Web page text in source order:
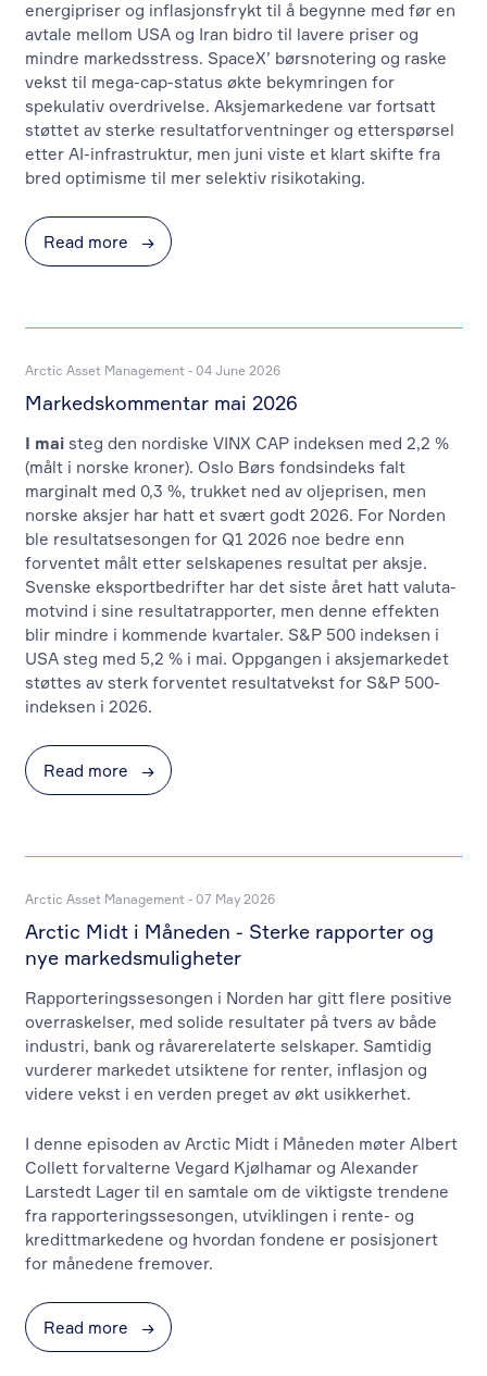
energipriser og inflasjonsfrykt til å begynne med før en
avtale mellom USA og Iran bidro til lavere priser og
mindre markedsstress. SpaceX’ børsnotering og raske
vekst til mega-cap-status økte bekymringen for
spekulativ overdrivelse. Aksjemarkedene var fortsatt
støttet av sterke resultatforventninger og etterspørsel
etter AI-infrastruktur, men juni viste et klart skifte fra
bred optimisme til mer selektiv risikotaking.
Read more →
Arctic Asset Management - 04 June 2026
Markedskommentar mai 2026
I mai steg den nordiske VINX CAP indeksen med 2,2 %
(målt i norske kroner). Oslo Børs fondsindeks falt
marginalt med 0,3 %, trukket ned av oljeprisen, men
norske aksjer har hatt et svært godt 2026. For Norden
ble resultatsesongen for Q1 2026 noe bedre enn
forventet målt etter selskapenes resultat per aksje.
Svenske eksportbedrifter har det siste året hatt valuta-
motvind i sine resultatrapporter, men denne effekten
blir mindre i kommende kvartaler. S&P 500 indeksen i
USA steg med 5,2 % i mai. Oppgangen i aksjemarkedet
støttes av sterk forventet resultatvekst for S&P 500-
indeksen i 2026.
Read more →
Arctic Asset Management - 07 May 2026
Arctic Midt i Måneden - Sterke rapporter og
nye markedsmuligheter
Rapporteringssesongen i Norden har gitt flere positive
overraskelser, med solide resultater på tvers av både
industri, bank og råvarerelaterte selskaper. Samtidig
vurderer markedet utsiktene for renter, inflasjon og
videre vekst i en verden preget av økt usikkerhet.
I denne episoden av Arctic Midt i Måneden møter Albert
Collett forvalterne Vegard Kjølhamar og Alexander
Larstedt Lager til en samtale om de viktigste trendene
fra rapporteringssesongen, utviklingen i rente- og
kredittmarkedene og hvordan fondene er posisjonert
for månedene fremover.
Read more →